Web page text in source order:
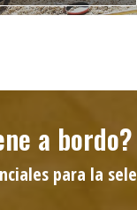
a bordo?
para la